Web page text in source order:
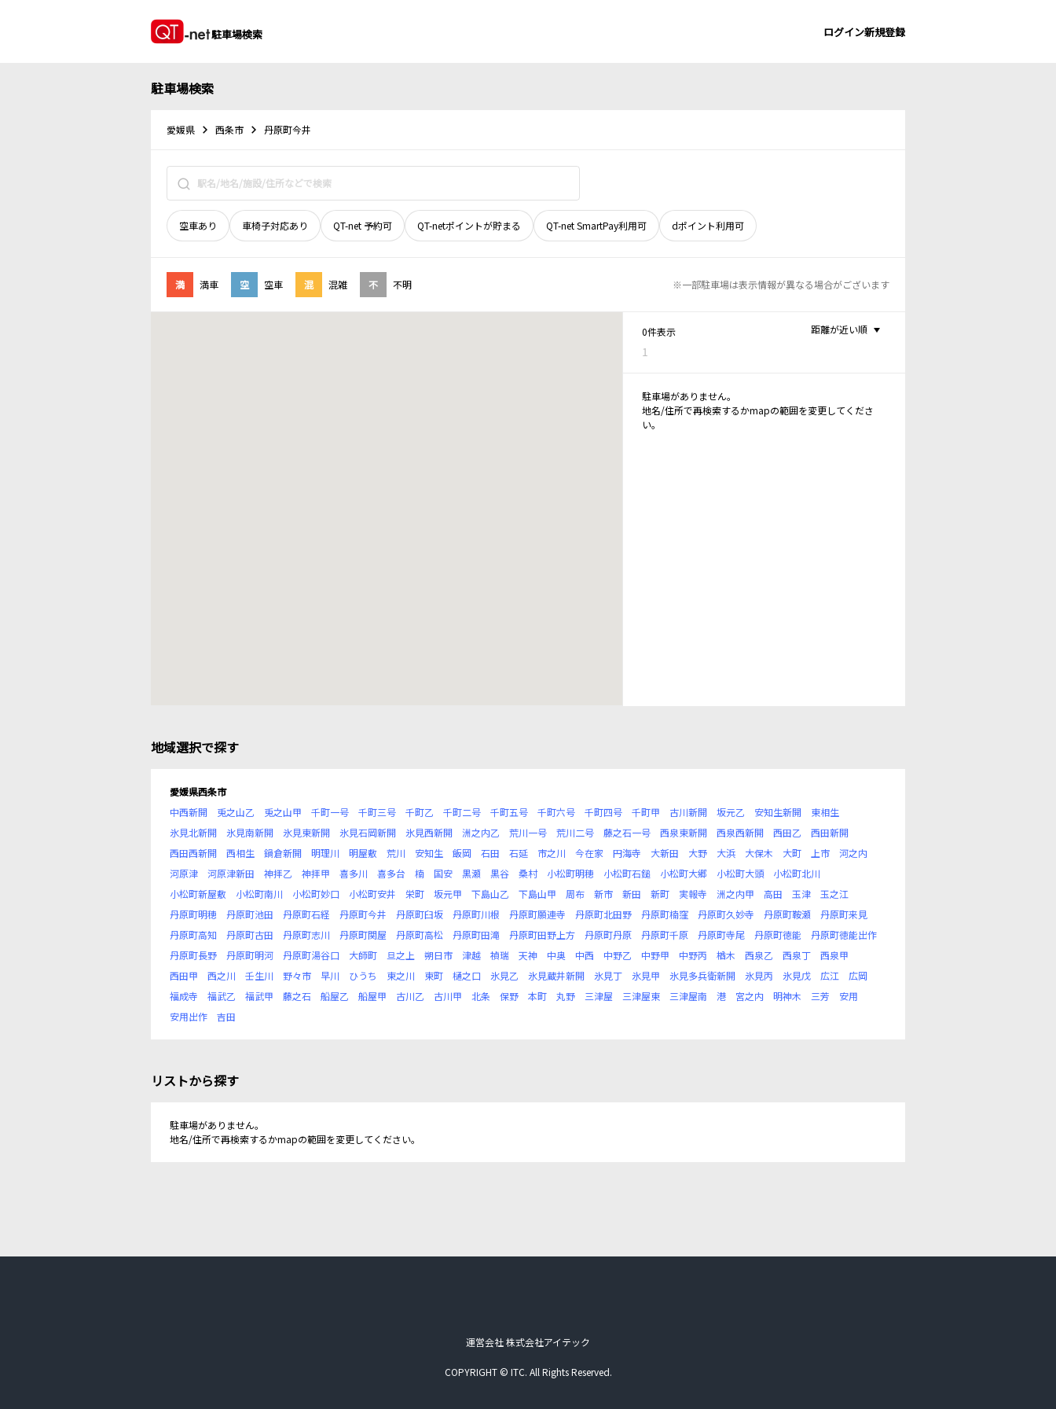
駐車場検索 ログイン新規登録
駐車場検索
愛媛県 西条市 丹原町今井
空車あり 車椅子対応あり QT-net 予約可 QT-netポイントが貯まる QT-net SmartPay利用可 dポイント利用可
満 満車 空 空車 混 混雑 不 不明 ※一部駐車場は表示情報が異なる場合がございます
0件表示
1
距離が近い順
駐車場がありません。
地名/住所で再検索するかmapの範囲を変更してくださ
い。
地域選択で探す
愛媛県西条市
中西新開
兎之山乙 兎之山甲 千町一号 千町三号 千町乙 千町二号 千町五号 千町六号 千町四号 千町甲 古川新開 坂元乙 安知生新開
東相生
氷見北新開
氷見南新開 氷見東新開 氷見石岡新開 氷見西新開 洲之内乙 荒川一号 荒川二号 藤之石一号 西泉東新開 西泉西新開 西田乙
西田新開
西田西新開
西相生 鍋倉新開 明理川 明屋敷 荒川 安知生 飯岡 石田 石延 市之川 今在家 円海寺 大新田 大野 大浜 大保木 大町 上市
河之内
河原津
河原津新田 神拝乙 神拝甲 喜多川 喜多台 楠 国安 黒瀬 黒谷 桑村 小松町明穂 小松町石鎚 小松町大郷 小松町大頭
小松町北川
小松町新屋敷
小松町南川 小松町妙口 小松町安井 栄町 坂元甲 下島山乙 下島山甲 周布 新市 新田 新町 実報寺 洲之内甲 高田 玉津
玉之江
丹原町明穂
丹原町池田 丹原町石経 丹原町今井 丹原町臼坂 丹原町川根 丹原町願連寺 丹原町北田野 丹原町楠窪 丹原町久妙寺 丹原町鞍瀬
丹原町来見
丹原町高知
丹原町古田 丹原町志川 丹原町関屋 丹原町高松 丹原町田滝 丹原町田野上方 丹原町丹原 丹原町千原 丹原町寺尾 丹原町徳能
丹原町徳能出作
丹原町長野
丹原町明河 丹原町湯谷口 大師町 旦之上 朔日市 津越 禎瑞 天神 中奥 中西 中野乙 中野甲 中野丙 楢木 西泉乙 西泉丁
西泉甲
西田甲
西之川 壬生川 野々市 早川 ひうち 東之川 東町 樋之口 氷見乙 氷見蔵井新開 氷見丁 氷見甲 氷見多兵衛新開 氷見丙 氷見戊 広江
広岡
福成寺
福武乙 福武甲 藤之石 船屋乙 船屋甲 古川乙 古川甲 北条 保野 本町 丸野 三津屋 三津屋東 三津屋南 港 宮之内 明神木 三芳
安用
安用出作
吉田
リストから探す
駐車場がありません。
地名/住所で再検索するかmapの範囲を変更してください。
運営会社 株式会社アイテック
COPYRIGHT © ITC. All Rights Reserved.